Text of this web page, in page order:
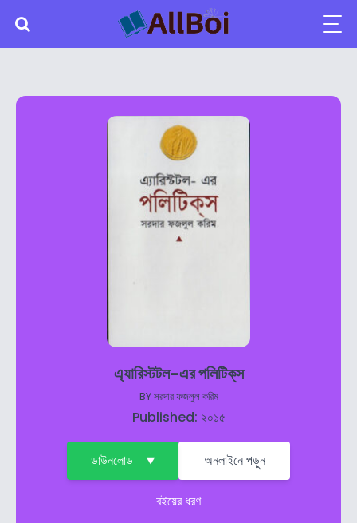
এ্যারিস্টটল-এর পলিটিক্‌স
BYসরদার ফজলুল করিম
Published: ২০১৫
ডাউনলোড অনলাইনে পড়ুন
বইয়ের ধরণ